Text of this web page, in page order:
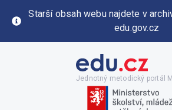
Starší obsah webu najdete v
edu.gov.cz
Jednotný metodický portál